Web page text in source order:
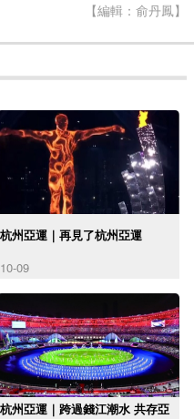
【編輯：俞丹鳳】
杭州亞運｜再見了杭州亞運
10-09
杭州亞運｜跨過錢江潮水 共存亞